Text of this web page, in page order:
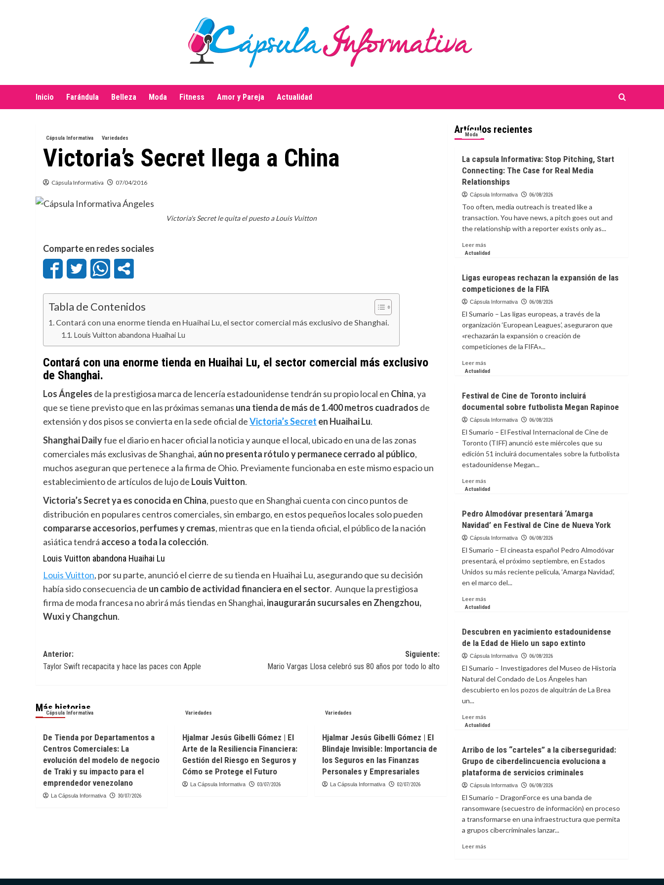
Inicio Farándula Belleza Moda Fitness Amor y Pareja Actualidad
Cápsula Informativa Variedades
Victoria’s Secret llega a China
Cápsula Informativa 07/04/2016
Victoria's Secret le quita el puesto a Louis Vuitton
Comparte en redes sociales
Tabla de Contenidos
Contará con una enorme tienda en Huaihai Lu, el sector comercial más exclusivo de Shanghai.
Louis Vuitton abandona Huaihai Lu
Contará con una enorme tienda en Huaihai Lu, el sector comercial más exclusivo
de Shanghai.
Los Ángeles de la prestigiosa marca de lencería estadounidense tendrán su propio local en China, ya
que se tiene previsto que en las próximas semanas una tienda de más de 1.400 metros cuadrados de
extensión y dos pisos se convierta en la sede oficial deVictoria’s Secret en Huaihai Lu.
Shanghai Dailyfue el diario en hacer oficial la noticia y aunque el local, ubicado en una de las zonas
comerciales más exclusivas de Shanghai, aún no presenta rótulo y permanece cerrado al público,
muchos aseguran que pertenece a la firma de Ohio. Previamente funcionaba en este mismo espacio un
establecimiento de artículos de lujo de Louis Vuitton.
Victoria’s Secret ya es conocida en China, puesto que en Shanghai cuenta con cinco puntos de
distribución en populares centros comerciales, sin embargo, en estos pequeños locales solo pueden
compararse accesorios, perfumes y cremas, mientras que en la tienda oficial, el público de la nación
asiática tendrá acceso a toda la colección.
Louis Vuitton abandona Huaihai Lu
Louis Vuitton, por su parte, anunció el cierre de su tienda en Huaihai Lu, asegurando que su decisión
había sido consecuencia de un cambio de actividad financiera en el sector. Aunque la prestigiosa
firma de moda francesa no abrirá más tiendas en Shanghai, inaugurarán sucursales en Zhengzhou,
Wuxi y Changchun.
Navegación
de
Anterior:
Taylor Swift recapacita y hace las paces con Apple
Siguiente:
Mario Vargas Llosa celebró sus 80 años por todo lo alto
Más historias
Cápsula Informativa
De Tienda por Departamentos a
Centros Comerciales: La
evolución del modelo de negocio
de Traki y su impacto para el
emprendedor venezolano
La Cápsula Informativa 30/07/2026
Variedades
Hjalmar Jesús Gibelli Gómez | El
Arte de la Resiliencia Financiera:
Gestión del Riesgo en Seguros y
Cómo se Protege el Futuro
La Cápsula Informativa 03/07/2026
Variedades
Hjalmar Jesús Gibelli Gómez | El
Blindaje Invisible: Importancia de
los Seguros en las Finanzas
Personales y Empresariales
La Cápsula Informativa 02/07/2026
Artículos recientes
Moda
La capsula Informativa: Stop Pitching, Start
Connecting: The Case for Real Media
Relationships
Cápsula Informativa 06/08/2026
Too often, media outreach is treated like a
transaction. You have news, a pitch goes out and
the relationship with a reporter exists only as...
Leer másLeer
más
capsula
Informativa:
Stop
Start
Connecting:
The
Case
Real
Media
Actualidad
Ligas europeas rechazan la expansión de las
competiciones de la FIFA
Cápsula Informativa 06/08/2026
El Sumario – Las ligas europeas, a través de la
organización ‘European Leagues’, aseguraron que
«rechazarán la expansión o creación de
competiciones de la FIFA»...
Leer másLeer
más
europeas
rechazan
la
de
las
competiciones
de
FIFA
Actualidad
Festival de Cine de Toronto incluirá
documental sobre futbolista Megan Rapinoe
Cápsula Informativa 06/08/2026
El Sumario – El Festival Internacional de Cine de
Toronto (TIFF) anunció este miércoles que su
edición 51 incluirá documentales sobre la futbolista
estadounidense Megan...
Leer másLeer
más
de
Cine
de
incluirá
documental
sobre
futbolista
Rapinoe
Actualidad
Pedro Almodóvar presentará ‘Amarga
Navidad’ en Festival de Cine de Nueva York
Cápsula Informativa 06/08/2026
El Sumario – El cineasta español Pedro Almodóvar
presentará, el próximo septiembre, en Estados
Unidos su más reciente película, ‘Amarga Navidad’,
en el marco del...
Leer másLeer
más
Almodóvar
presentará
‘Amarga
en
Festival
de
Nueva
York
Actualidad
Descubren en yacimiento estadounidense
de la Edad de Hielo un sapo extinto
Cápsula Informativa 06/08/2026
El Sumario – Investigadores del Museo de Historia
Natural del Condado de Los Ángeles han
descubierto en los pozos de alquitrán de La Brea
un...
Leer másLeer
más
en
yacimiento
estadounidense
Edad
de
Hielo
un
extinto
Actualidad
Arribo de los “carteles” a la ciberseguridad:
Grupo de ciberdelincuencia evoluciona a
plataforma de servicios criminales
Cápsula Informativa 06/08/2026
El Sumario – DragonForce es una banda de
ransomware (secuestro de información) en proceso
a transformarse en una infraestructura que permita
a grupos cibercriminales lanzar...
Leer másLeer